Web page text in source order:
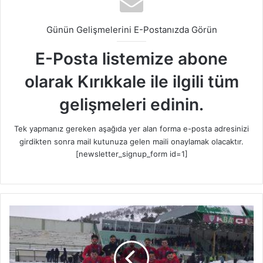
Günün Gelişmelerini E-Postanızda Görün
E-Posta listemize abone
olarak Kırıkkale ile ilgili tüm
gelişmeleri edinin.
Tek yapmanız gereken aşağıda yer alan forma e-posta adresinizi
girdikten sonra mail kutunuza gelen maili onaylamak olacaktır.
[newsletter_signup_form id=1]
m
ş
e